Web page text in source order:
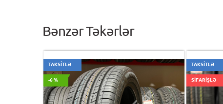
Bənzər Təkərlər
TAKSİTLƏ
-6 %
TAKSİTLƏ
SİFARİŞLƏ